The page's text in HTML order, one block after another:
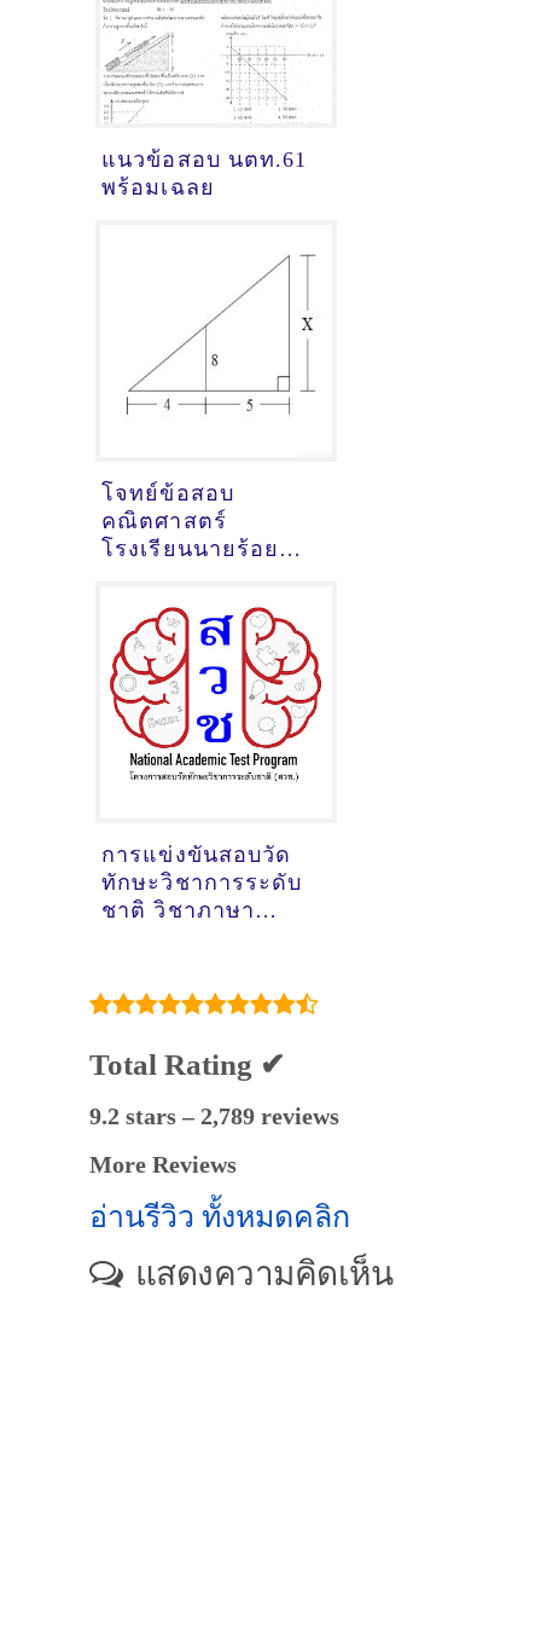
แนวข้อสอบ นตท.61
พร้อมเฉลย
โจทย์ข้อสอบ
คณิตศาสตร์
โรงเรียนนายร้อย
การแข่งขันสอบวัด
ทักษะวิชาการระดับ
ชาติ วิชาภาษา
เฉลย
Total Rating ✔
9.2 stars – 2,789 reviews
More Reviews
อ่านรีวิว ทั้งหมดคลิก
แสดงความคิดเห็น